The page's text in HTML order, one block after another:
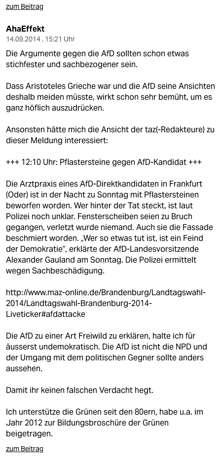
zum Beitrag
AhaEffekt
14.09.2014 , 15:21 Uhr
Die Argumente gegen die AfD sollten schon etwas
stichfester und sachbezogener sein.
Dass Aristoteles Grieche war und die AfD seine Ansichten
deshalb meiden müsste, wirkt schon sehr bemüht, um es
ganz höflich auszudrücken.
Ansonsten hätte mich die Ansicht der taz(-Redakteure) zu
dieser Meldung interessiert:
+++ 12:10 Uhr: Pflastersteine gegen AfD-Kandidat +++
Die Arztpraxis eines AfD-Direktkandidaten in Frankfurt
(Oder) ist in der Nacht zu Sonntag mit Pflastersteinen
beworfen worden. Wer hinter der Tat steckt, ist laut
Polizei noch unklar. Fensterscheiben seien zu Bruch
gegangen, verletzt wurde niemand. Auch sie die Fassade
beschmiert worden. „Wer so etwas tut ist, ist ein Feind
der Demokratie”, erklärte der AfD-Landesvorsitzende
Alexander Gauland am Sonntag. Die Polizei ermittelt
wegen Sachbeschädigung.
http://www.maz-online.de/Brandenburg/Landtagswahl-
2014/Landtagswahl-Brandenburg-2014-
Liveticker#afdattacke
Die AfD zu einer Art Freiwild zu erklären, halte ich für
äusserst undemokratisch. Die AfD ist nicht die NPD und
der Umgang mit dem politischen Gegner sollte anders
aussehen.
Damit ihr keinen falschen Verdacht hegt.
Ich unterstütze die Grünen seit den 80ern, habe u.a. im
Jahr 2012 zur Bildungsbroschüre der Grünen
beigetragen.
zum Beitrag